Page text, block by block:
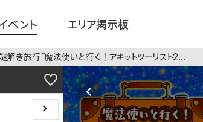
ベント エリア掲示板
き旅行「魔法使いと行く！アキットツーリスト2025 in 山梨」